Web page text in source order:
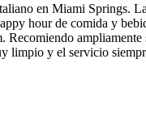
en Miami Springs.
hour de comida y
Recomiendo ampliamente
limpio y el servicio